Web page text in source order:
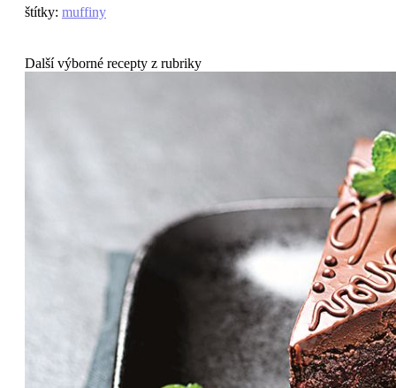
štítky: muffiny
Další výborné recepty z rubriky